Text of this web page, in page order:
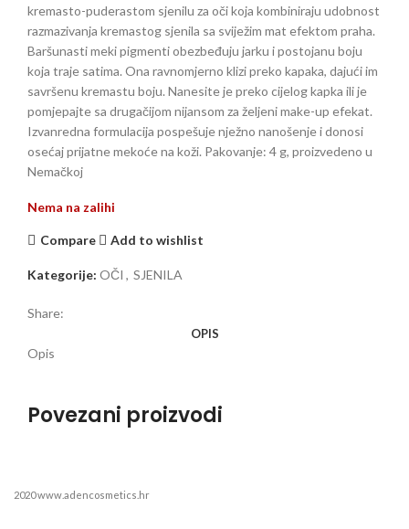
kremasto-puderastom sjenilu za oči koja kombiniraju udobnost
razmazivanja kremastog sjenila sa sviježim mat efektom praha.
Baršunasti meki pigmenti obezbeđuju jarku i postojanu boju
koja traje satima. Ona ravnomjerno klizi preko kapaka, dajući im
savršenu kremastu boju. Nanesite je preko cijelog kapka ili je
pomjepajte sa drugačijom nijansom za željeni make-up efekat.
Izvanredna formulacija pospešuje nježno nanošenje i donosi
osećaj prijatne mekoće na koži. Pakovanje: 4 g, proizvedeno u
Nemačkoj
Nema na zalihi
Compare Add to wishlist
Kategorije: OČI , SJENILA
Share:
OPIS
Opis
Povezani proizvodi
2020 www.adencosmetics.hr